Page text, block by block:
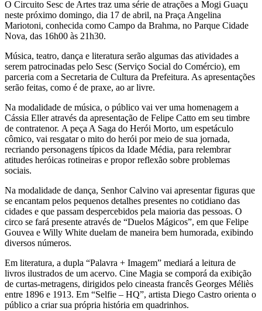
O Circuito Sesc de Artes traz uma série de atrações a Mogi Guaçu
neste próximo domingo, dia 17 de abril, na Praça Angelina
Mariotoni, conhecida como Campo da Brahma, no Parque Cidade
Nova, das 16h00 às 21h30.
Música, teatro, dança e literatura serão algumas das atividades a
serem patrocinadas pelo Sesc (Serviço Social do Comércio), em
parceria com a Secretaria de Cultura da Prefeitura. As apresentações
serão feitas, como é de praxe, ao ar livre.
Na modalidade de música, o público vai ver uma homenagem a
Cássia Eller através da apresentação de Felipe Catto em seu timbre
de contratenor. A peça A Saga do Herói Morto, um espetáculo
cômico, vai resgatar o mito do herói por meio de sua jornada,
recriando personagens típicos da Idade Média, para relembrar
atitudes heróicas rotineiras e propor reflexão sobre problemas
sociais.
Na modalidade de dança, Senhor Calvino vai apresentar figuras que
se encantam pelos pequenos detalhes presentes no cotidiano das
cidades e que passam despercebidos pela maioria das pessoas. O
circo se fará presente através de “Duelos Mágicos”, em que Felipe
Gouvea e Willy White duelam de maneira bem humorada, exibindo
diversos números.
Em literatura, a dupla “Palavra + Imagem” mediará a leitura de
livros ilustrados de um acervo. Cine Magia se comporá da exibição
de curtas-metragens, dirigidos pelo cineasta francês Georges Méliès
entre 1896 e 1913. Em “Selfie – HQ”, artista Diego Castro orienta o
público a criar sua própria história em quadrinhos.